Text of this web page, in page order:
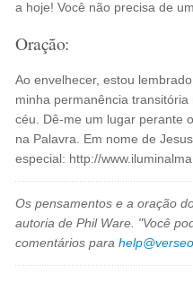
a hoje! Você não precisa de
Oração:
Ao envelhecer, estou
minha permanência
céu. Dê-me um lugar perante
na Palavra. Em nome de
especial: http://
Os pensamentos e a oração
autoria de Phil Ware. "Você
comentários para